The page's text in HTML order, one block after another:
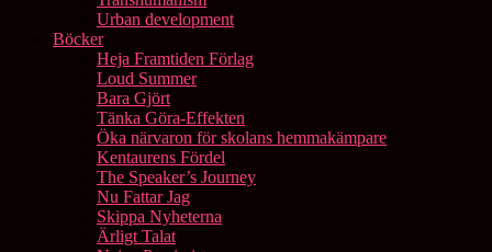
Urban development
Böcker
Heja Framtiden Förlag
Loud Summer
Bara Gjört
Tänka Göra-Effekten
Öka närvaron för skolans hemmakämpare
Kentaurens Fördel
The Speaker’s Journey
Nu Fattar Jag
Skippa Nyheterna
Ärligt Talat